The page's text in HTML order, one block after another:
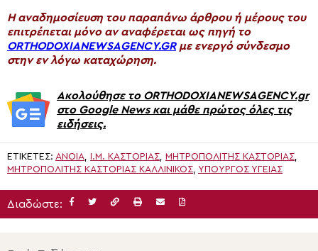
H αναδημοσίευση του παραπάνω άρθρου ή μέρους του
επιτρέπεται μόνο αν αναφέρεται ως πηγή το
ORTHODOXIANEWSAGENCY.GRμε ενεργό σύνδεσμο
στην εν λόγω καταχώρηση.
Ακολούθησε το ORTHODOXIANEWSAGENCY.gr
στο Google News και μάθε πρώτος όλες τις
ειδήσεις.
ΕΤΙΚΈΤΕΣ: ΑΝΟΙΑ Ι.Μ. ΚΑΣΤΟΡΊΑΣ ΜΗΤΡΟΠΟΛΊΤΗΣ ΚΑΣΤΟΡΙΆΣ
ΜΗΤΡΟΠΟΛΙΤΗΣ ΚΑΣΤΟΡΙΑΣ ΚΑΛΛΙΝΙΚΟΣ ΥΠΟΥΡΓΌΣ ΥΓΕΊΑΣ
Διαδώστε: